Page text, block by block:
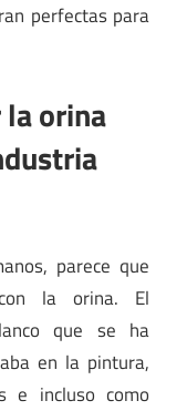
perfectas para
orina
parece que
la orina. El
que se ha
en la pintura,
e incluso como